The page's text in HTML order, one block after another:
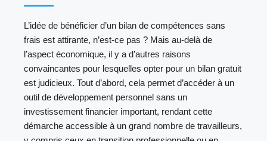
L’idée de bénéficier d’un bilan de compétences sans
frais est attirante, n’est-ce pas ? Mais au-delà de
l’aspect économique, il y a d’autres raisons
convaincantes pour lesquelles opter pour un bilan gratuit
est judicieux. Tout d’abord, cela permet d’accéder à un
outil de développement personnel sans un
investissement financier important, rendant cette
démarche accessible à un grand nombre de travailleurs,